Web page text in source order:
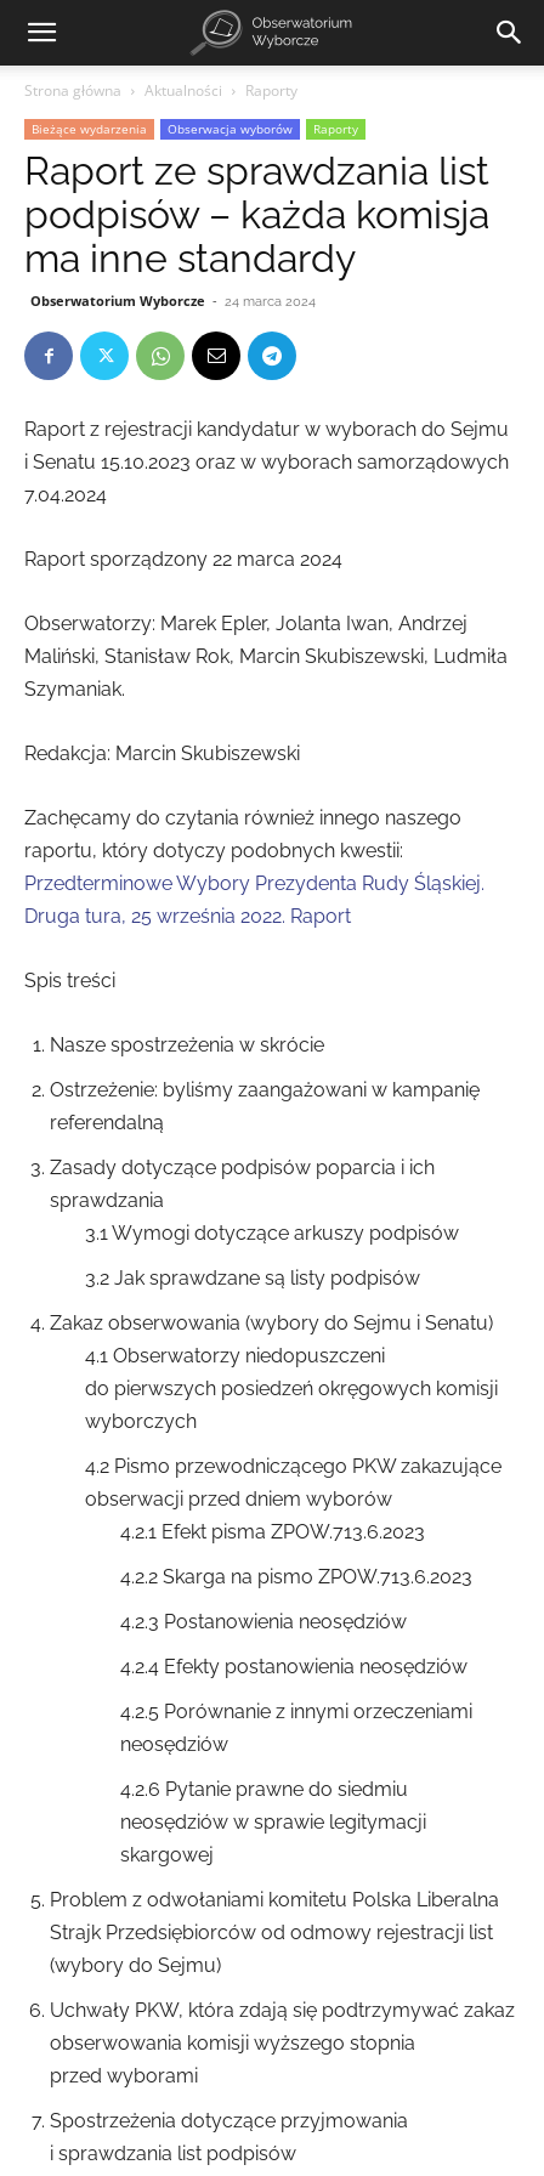
Strona główna Aktualności Raporty
Bieżące wydarzenia Obserwacja wyborów Raporty
Raport ze sprawdzania list
podpisów – każda komisja
ma inne standardy
Obserwatorium Wyborcze - 24 marca 2024
Raport z rejestracji kandydatur w wyborach do Sejmu
i Senatu 15.10.2023 oraz w wyborach samorządowych
7.04.2024
Raport sporządzony 22 marca 2024
Obserwatorzy: Marek Epler, Jolanta Iwan, Andrzej
Maliński, Stanisław Rok, Marcin Skubiszewski, Ludmiła
Szymaniak.
Redakcja: Marcin Skubiszewski
Zachęcamy do czytania również innego naszego
raportu, który dotyczy podobnych kwestii:
Przedterminowe Wybory Prezydenta Rudy Śląskiej.
Druga tura, 25 września 2022. Raport
Spis treści
Nasze spostrzeżenia w skrócie
Ostrzeżenie: byliśmy zaangażowani w kampanię
referendalną
Zasady dotyczące podpisów poparcia i ich
sprawdzania
3.1 Wymogi dotyczące arkuszy podpisów
3.2 Jak sprawdzane są listy podpisów
Zakaz obserwowania (wybory do Sejmu i Senatu)
4.1 Obserwatorzy niedopuszczeni
do pierwszych posiedzeń okręgowych komisji
wyborczych
4.2 Pismo przewodniczącego PKW zakazujące
obserwacji przed dniem wyborów
4.2.1 Efekt pisma ZPOW.713.6.2023
4.2.2 Skarga na pismo ZPOW.713.6.2023
4.2.3 Postanowienia neosędziów
4.2.4 Efekty postanowienia neosędziów
4.2.5 Porównanie z innymi orzeczeniami
neosędziów
4.2.6 Pytanie prawne do siedmiu
neosędziów w sprawie legitymacji
skargowej
Problem z odwołaniami komitetu Polska Liberalna
Strajk Przedsiębiorców od odmowy rejestracji list
(wybory do Sejmu)
Uchwały PKW, która zdają się podtrzymywać zakaz
obserwowania komisji wyższego stopnia
przed wyborami
Spostrzeżenia dotyczące przyjmowania
i sprawdzania list podpisów